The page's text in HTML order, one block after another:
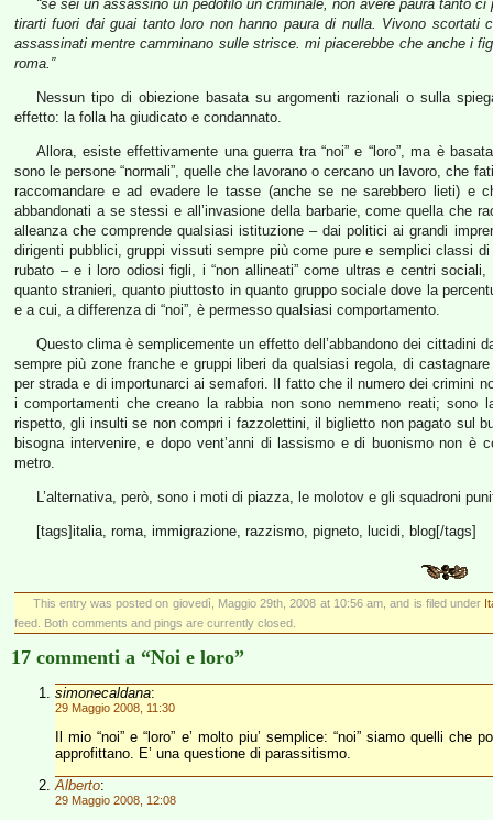
“se sei un assassino un pedofilo un criminale, non avere paura tanto
tirarti fuori dai guai tanto loro non hanno paura di nulla. Vivono
assassinati mentre camminano sulle strisce. mi piacerebbe che anche i
roma.”
Nessun tipo di obiezione basata su argomenti razionali o sulla
effetto: la folla ha giudicato e condannato.
Allora, esiste effettivamente una guerra tra “noi” e “loro”, ma è
sono le persone “normali”, quelle che lavorano o cercano un lavoro, che
raccomandare e ad evadere le tasse (anche se ne sarebbero lieti) e
abbandonati a se stessi e all’invasione della barbarie, come quella che
alleanza che comprende qualsiasi istituzione – dai politici ai grandi
dirigenti pubblici, gruppi vissuti sempre più come pure e semplici classi
rubato – e i loro odiosi figli, i “non allineati” come ultras e centri
quanto stranieri, quanto piuttosto in quanto gruppo sociale dove la
e a cui, a differenza di “noi”, è permesso qualsiasi comportamento.
Questo clima è semplicemente un effetto dell’abbandono dei cittadini
sempre più zone franche e gruppi liberi da qualsiasi regola, di
per strada e di importunarci ai semafori. Il fatto che il numero dei crimini
i comportamenti che creano la rabbia non sono nemmeno reati; sono
rispetto, gli insulti se non compri i fazzolettini, il biglietto non pagato sul
bisogna intervenire, e dopo vent’anni di lassismo e di buonismo non è
metro.
L’alternativa, però, sono i moti di piazza, le molotov e gli squadroni
[tags]italia, roma, immigrazione, razzismo, pigneto, lucidi, blog[/tags]
This entry was posted on giovedì, Maggio 29th, 2008 at 10:56 am, and is filed under
feed. Both comments and pings are currently closed.
17 commenti a “Noi e loro”
simonecaldana:
29 Maggio 2008, 11:30
Il mio “noi” e “loro” e’ molto piu’ semplice: “noi” siamo quelli
approfittano. E’ una questione di parassitismo.
Alberto:
29 Maggio 2008, 12:08